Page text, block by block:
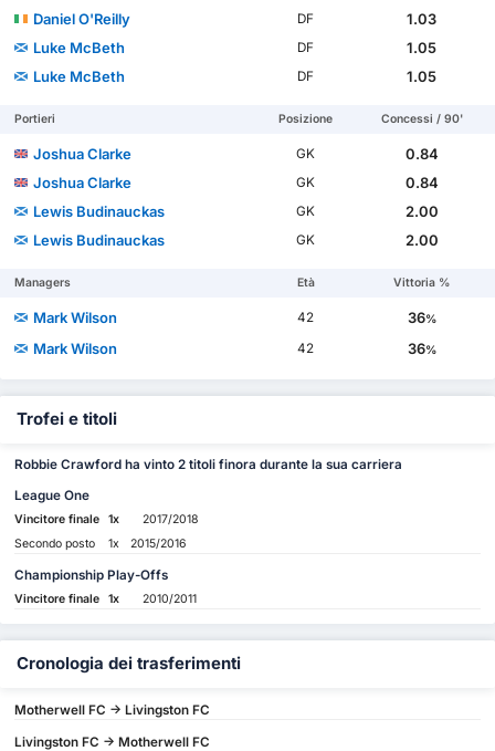
Daniel O'Reilly
DF
1.03
Luke McBeth
DF
1.05
Luke McBeth
DF 1.05
Portieri Posizione Concessi / 90'
Joshua Clarke GK
0.84
Joshua Clarke
GK
0.84
Lewis Budinauckas
GK
2.00
Lewis Budinauckas
GK 2.00
Managers Età Vittoria %
Mark Wilson 42 36%
Mark Wilson 42 36%
Trofei e titoli
Robbie Crawford ha vinto 2 titoli finora durante la sua carriera
League One
Vincitore finale 1x
2017/2018
Secondo posto
1x 2015/2016
Championship Play-Offs
Vincitore finale 1x 2010/2011
Cronologia dei trasferimenti
Motherwell FC -> Livingston FC
Livingston FC -> Motherwell FC